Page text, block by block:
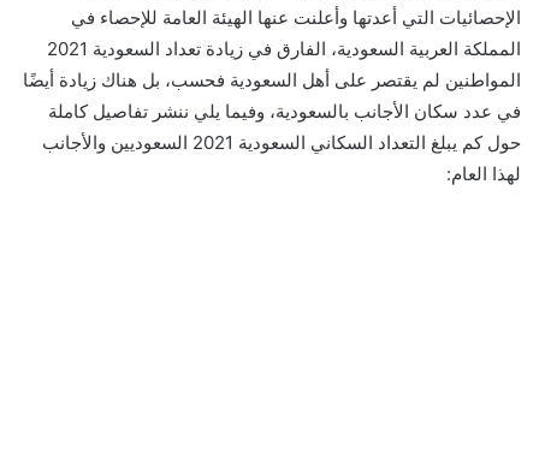
الإحصائيات التي أعدتها وأعلنت عنها الهيئة العامة للإحصاء في
المملكة العربية السعودية، الفارق في زيادة تعداد السعودية 2021
المواطنين لم يقتصر على أهل السعودية فحسب، بل هناك زيادة أيضًا
في عدد سكان الأجانب بالسعودية، وفيما يلي ننشر تفاصيل كاملة
حول كم يبلغ التعداد السكاني السعودية 2021 السعوديين والأجانب
لهذا العام: